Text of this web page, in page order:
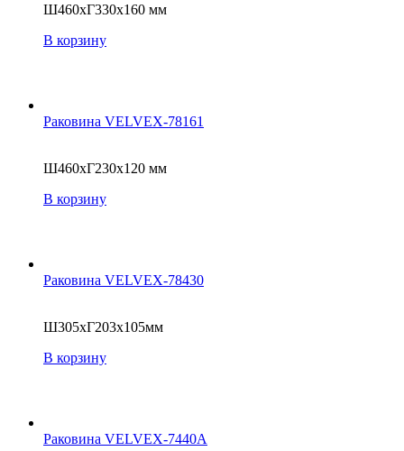
Ш460xГ330x160 мм
В корзину
Раковина VELVEX-78161
Ш460xГ230x120 мм
В корзину
Раковина VELVEX-78430
Ш305xГ203x105мм
В корзину
Раковина VELVEX-7440A